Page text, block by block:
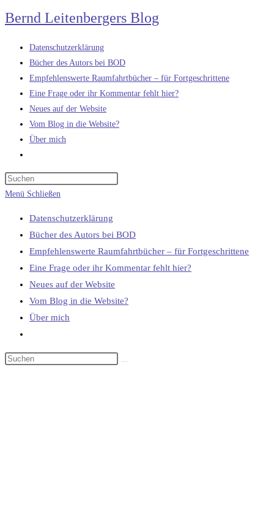
Zum
Inhalt
springen
Bernd Leitenbergers Blog
Datenschutzerklärung
Bücher des Autors bei BOD
Empfehlenswerte Raumfahrtbücher – für Fortgeschrittene
Eine Frage oder ihr Kommentar fehlt hier?
Neues auf der Website
Vom Blog in die Website?
Über mich
umschalten
Menü Schließen
Datenschutzerklärung
Bücher des Autors bei BOD
Empfehlenswerte Raumfahrtbücher – für Fortgeschrittene
Eine Frage oder ihr Kommentar fehlt hier?
Neues auf der Website
Vom Blog in die Website?
Über mich
umschalten